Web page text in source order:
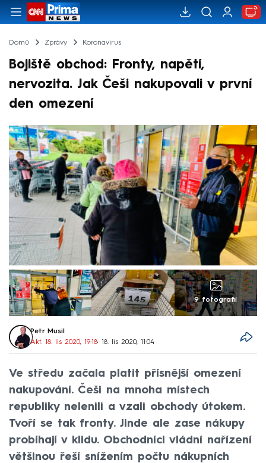
Domů Zprávy Koronavirus
Bojiště obchod: Fronty, napětí,
nervozita. Jak Češi nakupovali v první
den omezení
9 fotografií
Petr Musil
Akt. 18. lis 2020, 19:18• 18. lis 2020, 11:04
Ve středu začala platit přísnější omezení
nakupování. Češi na mnoha místech
republiky nelenili a vzali obchody útokem.
Tvoří se tak fronty. Jinde ale zase nákupy
probíhají v klidu. Obchodníci vládní nařízení
většinou řeší snížením počtu nákupních